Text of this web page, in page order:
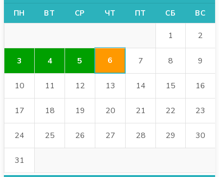
ПН ВТ СР ЧТ ПТ СБ ВС
1 2
3 4 5 6 7 8 9
10 11 12 13 14 15 16
17 18 19 20 21 22 23
24 25 26 27 28 29 30
31